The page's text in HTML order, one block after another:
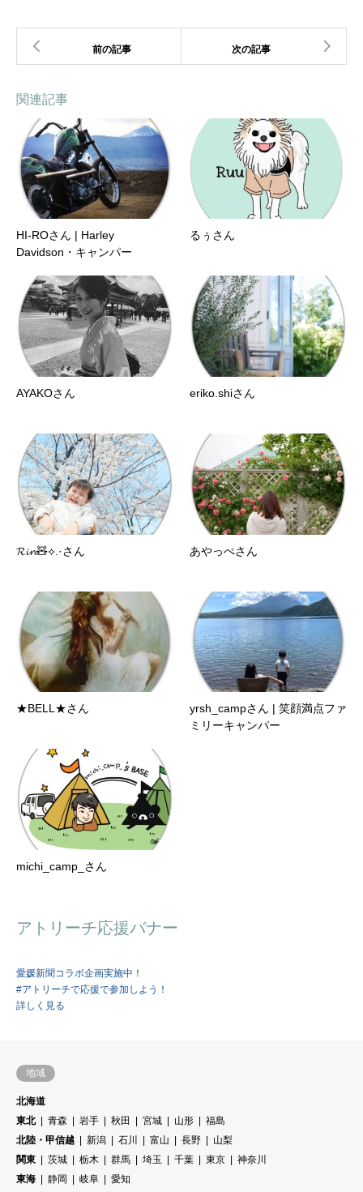
関連記事
HI-ROさん | Harley
Davidson・キャンパー
るぅさん
AYAKOさん eriko.shiさん
𝓡𝓲𝓷🧸⟡.·さん あやっぺさん
★BELL★さん
yrsh_campさん | 笑顔満点ファ
ミリーキャンパー
michi_camp_さん
アトリーチ応援バナー
愛媛新聞コラボ企画実施中！
#アトリーチで応援で参加しよう！
詳しく見る
地域
北海道
東北
青森 岩手 秋田 宮城 山形
福島
北陸・甲信越
新潟 石川 富山 長野
山梨
関東
茨城 栃木 群馬 埼玉 千葉 東京
神奈川
東海
静岡 岐阜
愛知